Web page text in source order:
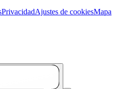
PrivacidadAjustes de cookiesMapa